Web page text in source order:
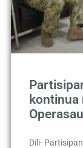
kontinua
Díli-